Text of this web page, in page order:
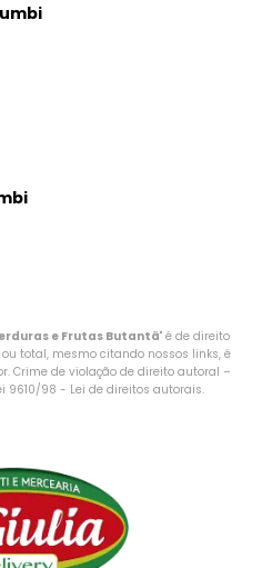
e Frutas Butantã" é de direito
total, mesmo citando nossos links, é
Crime de violação de direito autoral –
9610/98 - Lei de direitos autorais.